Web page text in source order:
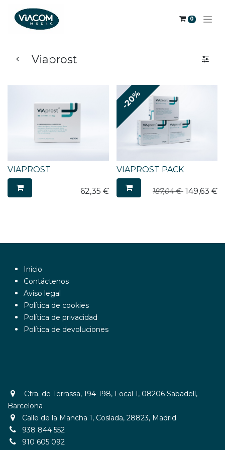
0
Viaprost
VIAPROST
62,35 €
-20%
VIAPROST PACK
187,04€ 149,63 €
Inicio
Contáctenos
Aviso legal
Política de cookies
Política de privacidad
Política de devoluciones
Ctra. de Terrassa, 194-198, Local 1, 08206 Sabadell,
Barcelona
Calle de la Mancha 1, Coslada, 28823, Madrid
938 844 552
910 605 092​